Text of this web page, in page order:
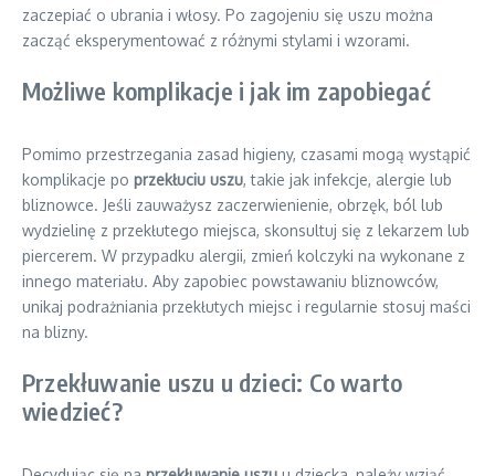
zaczepiać o ubrania i włosy. Po zagojeniu się uszu można
zacząć eksperymentować z różnymi stylami i wzorami.
Możliwe komplikacje i jak im zapobiegać
Pomimo przestrzegania zasad higieny, czasami mogą wystąpić
komplikacje po przekłuciu uszu, takie jak infekcje, alergie lub
bliznowce. Jeśli zauważysz zaczerwienienie, obrzęk, ból lub
wydzielinę z przekłutego miejsca, skonsultuj się z lekarzem lub
piercerem. W przypadku alergii, zmień kolczyki na wykonane z
innego materiału. Aby zapobiec powstawaniu bliznowców,
unikaj podrażniania przekłutych miejsc i regularnie stosuj maści
na blizny.
Przekłuwanie uszu u dzieci: Co warto
wiedzieć?